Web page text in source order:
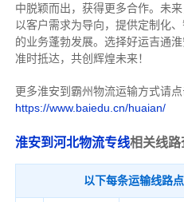
中脱颖而出，获得更多合作。 未
以客户需求为导向，提供定制化
的业务蓬勃发展。选择好运吉通
准时抵达，共创辉煌未来！
更多淮安到霸州物流运输方式请
https://www.baiedu.cn/huaian/
淮安到河北物流专线相关线路
以下每条运输线路